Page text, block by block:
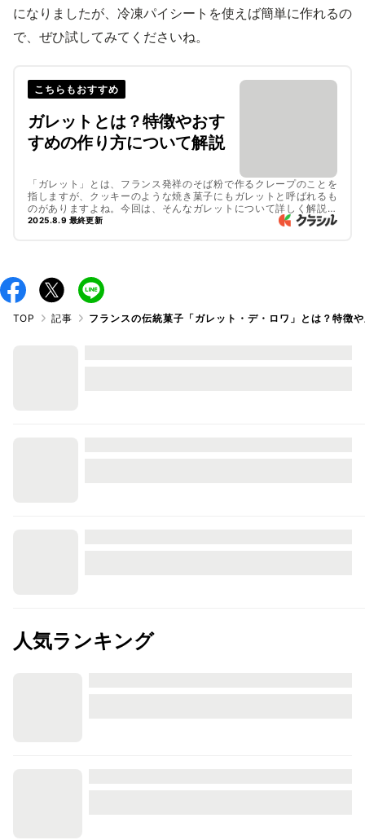
になりましたが、冷凍パイシートを使えば簡単に作れるの
で、ぜひ試してみてくださいね。
こちらもおすすめ
ガレットとは？特徴やおす
すめの作り方について解説
「ガレット」とは、フランス発祥のそば粉で作るクレープのことを
指しますが、クッキーのような焼き菓子にもガレットと呼ばれるも
のがありますよね。今回は、そんなガレットについて詳しく解説し
ます。おすすめのレシピもご紹介するので、ぜひチェックしてみて
2025.8.9 最終更新
TOP 記事 フランスの伝統菓子「ガレット・デ・ロワ」とは？特徴
人気ランキング